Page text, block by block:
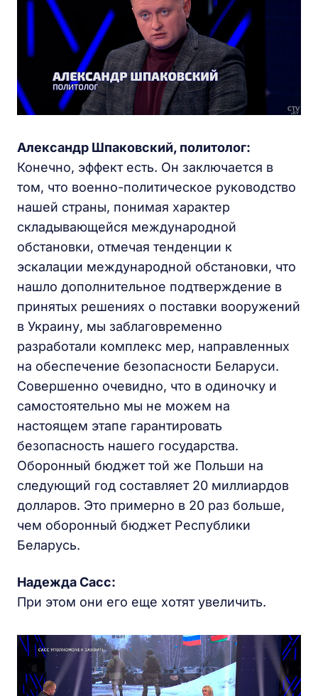
Александр Шпаковский, политолог:
Конечно, эффект есть. Он заключается в
том, что военно-политическое руководство
нашей страны, понимая характер
складывающейся международной
обстановки, отмечая тенденции к
эскалации международной обстановки, что
нашло дополнительное подтверждение в
принятых решениях о поставки вооружений
в Украину, мы заблаговременно
разработали комплекс мер, направленных
на обеспечение безопасности Беларуси.
Совершенно очевидно, что в одиночку и
самостоятельно мы не можем на
настоящем этапе гарантировать
безопасность нашего государства.
Оборонный бюджет той же Польши на
следующий год составляет 20 миллиардов
долларов. Это примерно в 20 раз больше,
чем оборонный бюджет Республики
Беларусь.
Надежда Сасс:
При этом они его еще хотят увеличить.